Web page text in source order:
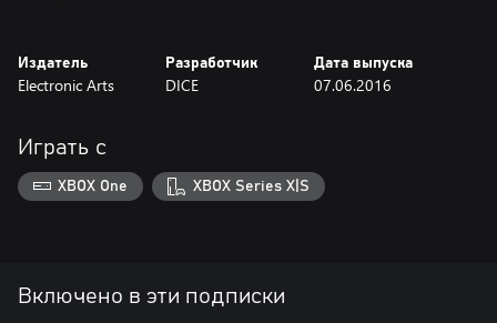
WWW.EA.COM/RU/1/PRODUCT-EULAS. ДЛЯ ИГРЫ МОЖЕТ
ПОТРЕБОВАТЬСЯ СОЕДИНЕНИЕ С ИНТЕРНЕТОМ,
ИСПОЛЬЗОВАНИЕМ СЕРИЙНОГО НОМЕРА И ПРИНЯТИЕ
УСЛОВИЙ ЛИЦЕНЗИОННОГО СОГЛАШЕНИЯ С КОНЕЧНЫМ
ПОЛЬЗОВАТЕЛЕМ. УСЛОВИЯ ОБСЛУЖИВАНИЯ, ПОЛИТИКУ
КОНФИДЕНЦИАЛЬНОСТИ И ПОЛИТИКУ EA В ОТНОШЕНИИ
ПРЕКРАТИТЬ ПРЕДОСТАВЛЕНИЕ СЕТЕВЫХ УСЛУГ,
ОПОВЕСТИВ ОБ ЭТОМ ПОЛЬЗОВАТЕЛЕЙ ЗА 30 ДНЕЙ НА
Издатель
Electronic Arts
Разработчик
DICE
Дата выпуска
07.06.2016
Играть с
XBOX One XBOX Series X|S
Включено в эти подписки